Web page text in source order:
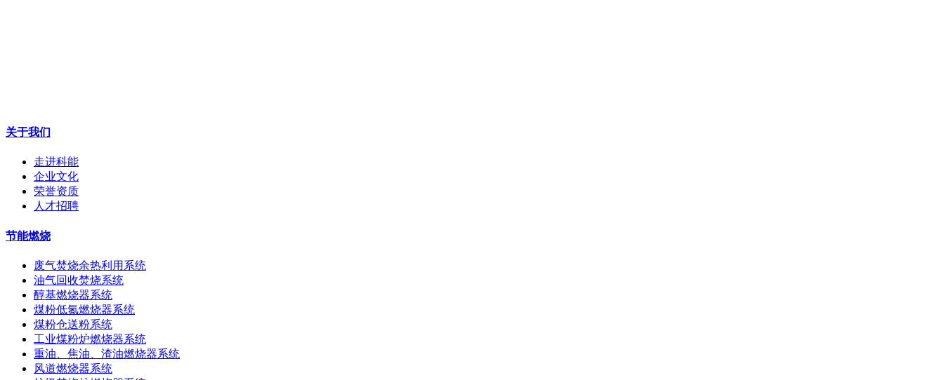
关于我们
走进科能
企业文化
荣誉资质
人才招聘
节能燃烧
废气焚烧余热利用系统
油气回收焚烧系统
醇基燃烧器系统
煤粉低氮燃烧器系统
煤粉仓送粉系统
工业煤粉炉燃烧器系统
重油、焦油、渣油燃烧器系统
风道燃烧器系统